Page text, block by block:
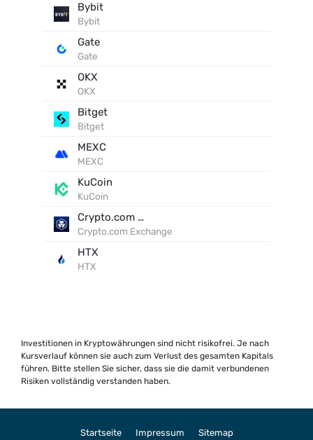
Bybit
Bybit
Gate
Gate
OKX
OKX
Bitget
Bitget
MEXC
MEXC
KuCoin
KuCoin
Crypto.com Exchange
Crypto.com Exchange
HTX
HTX
Investitionen in Kryptowährungen sind nicht risikofrei. Je nach
Kursverlauf können sie auch zum Verlust des gesamten Kapitals
führen. Bitte stellen Sie sicher, dass sie die damit verbundenen
Risiken vollständig verstanden haben.
Startseite Impressum Sitemap